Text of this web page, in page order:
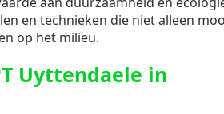
en technieken die niet alleen
op het milieu.
Uyttendaele in